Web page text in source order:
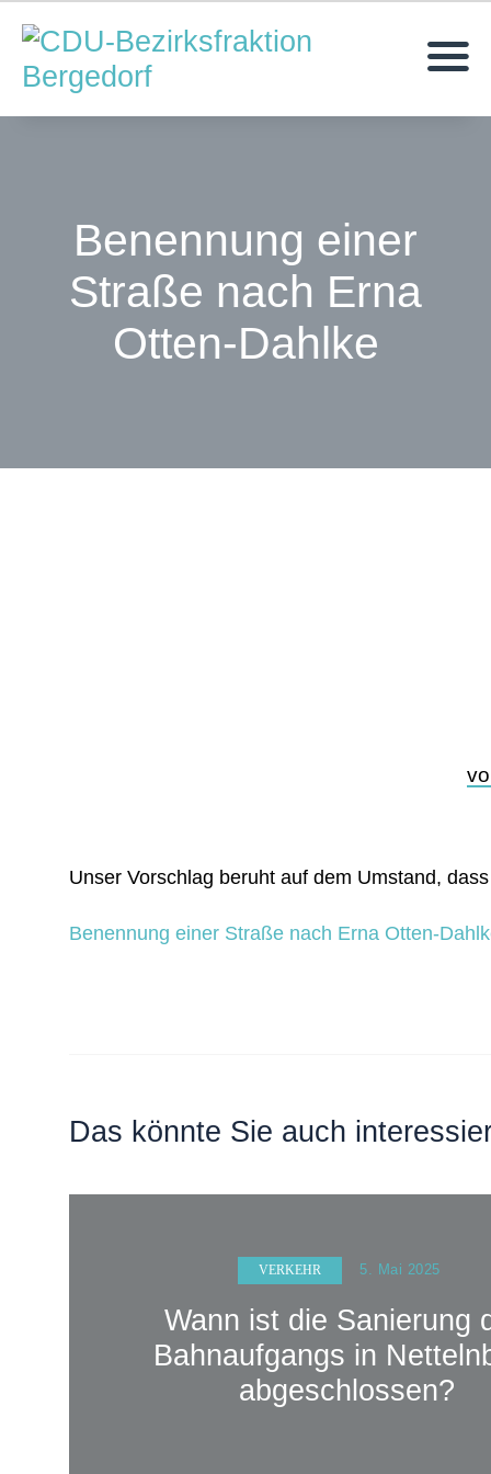
Benennung einer
Straße nach Erna
Otten-Dahlke
MOIN!
AKTUELLES
ANFRAGEN & ANTRÄGE
TERMINE
KONTAKT
Unser Vorschlag beruht auf dem Umstand,
Benennung einer Straße nach Erna Otten-
Das könnte Sie auch
VERKEHR 5. Mai 2025
Wann ist die Sanierung
Bahnaufgangs in
abgeschlossen?